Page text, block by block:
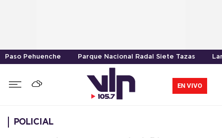
Paso Pehuenche Parque Nacional Radal Siete Tazas
EN VIVO
POLICIAL